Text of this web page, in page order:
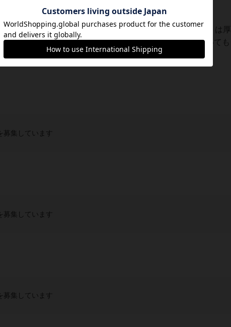
大創出版）から発売されたパズルゲーム。コンポーネントは厚
だけど難易度はそこそこ高め。最初の方は適当に置いていても
いとクリア出来なくなってくる。かとい...
募集しています
募集しています
募集しています